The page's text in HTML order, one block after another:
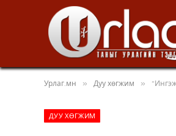
Урлаг.мн » Дуу хөгжим »
ДУУ ХӨГЖИМ